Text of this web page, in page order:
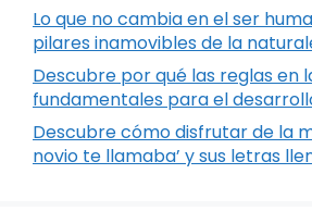
Lo que no cambia en el ser
pilares inamovibles de la
Descubre por qué las reglas en
fundamentales para el
Descubre cómo disfrutar de la
novio te llamaba’ y sus letras